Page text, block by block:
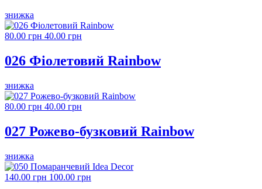
знижка
80.00 грн 40.00 грн
026 Фіолетовий Rainbow
знижка
80.00 грн 40.00 грн
027 Рожево-бузковий Rainbow
знижка
140.00 грн 100.00 грн